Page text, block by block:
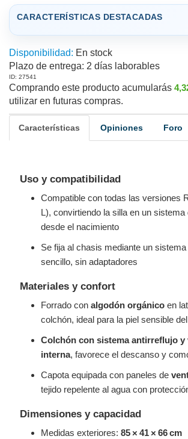
CARACTERÍSTICAS DESTACADAS
Disponibilidad: En stock
Plazo de entrega: 2 días laborables
ID: 27541
Comprando este producto acumularás
utilizar en futuras compras.
Características Opiniones Foro
Uso y compatibilidad
Compatible con todas las versiones
L), convirtiendo la silla en un sistema
desde el nacimiento
Se fija al chasis mediante un sistema
sencillo, sin adaptadores
Materiales y confort
Forrado con algodón orgánicoen
colchón, ideal para la piel sensible
Colchón con sistema antirreflujo y
interna, favorece el descanso y
Capota equipada con paneles de
tejido repelente al agua con
Dimensiones y capacidad
Medidas exteriores: 85 × 41 × 66 cm